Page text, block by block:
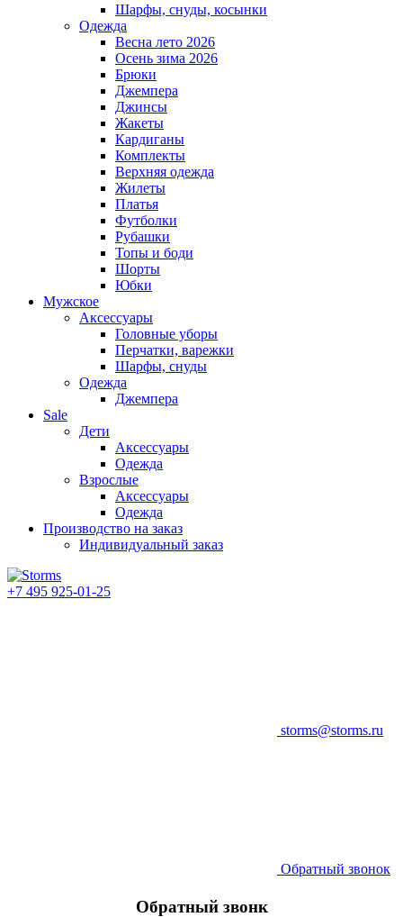
Шарфы, снуды, косынки
Одежда
Весна лето 2026
Осень зима 2026
Брюки
Джемпера
Джинсы
Жакеты
Кардиганы
Комплекты
Верхняя одежда
Жилеты
Платья
Футболки
Рубашки
Топы и боди
Шорты
Юбки
Мужское
Аксессуары
Головные уборы
Перчатки, варежки
Шарфы, снуды
Одежда
Джемпера
Sale
Дети
Аксессуары
Одежда
Взрослые
Аксессуары
Одежда
Производство на заказ
Индивидуальный заказ
+7 495 925-01-25
storms@storms.ru
Обратный звонок
Обратный звонк